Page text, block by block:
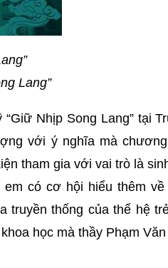
Lang”
Nhịp Song Lang” tại
với ý nghĩa mà
tham gia với vai trò là
có cơ hội hiểu thêm về
truyền thống của thế hệ
học mà thầy Phạm Văn